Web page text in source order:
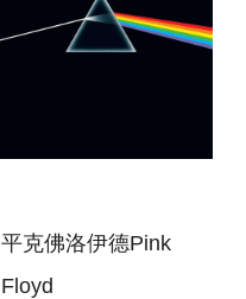
平克佛洛伊德Pink
Floyd